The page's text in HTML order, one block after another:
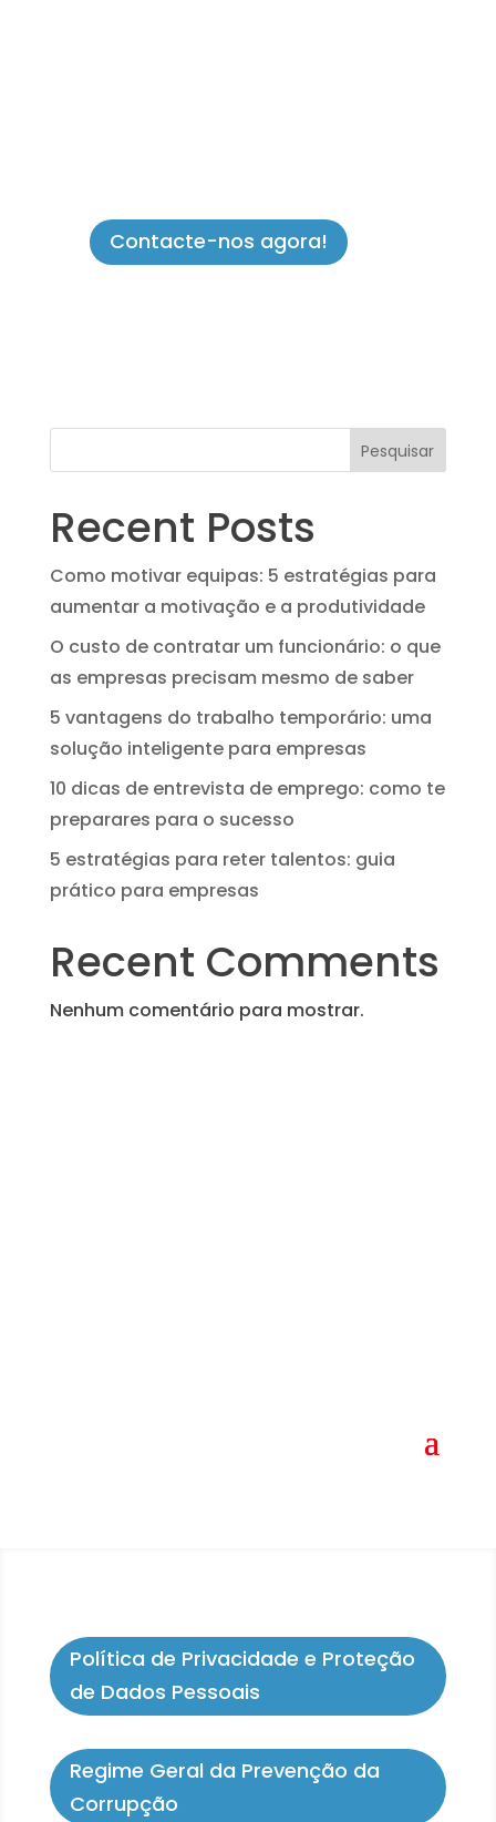
Contacte-nos agora!
Pesquisar
Recent Posts
Como motivar equipas: 5 estratégias para
aumentar a motivação e a produtividade
O custo de contratar um funcionário: o que
as empresas precisam mesmo de saber
5 vantagens do trabalho temporário: uma
solução inteligente para empresas
10 dicas de entrevista de emprego: como te
preparares para o sucesso
5 estratégias para reter talentos: guia
prático para empresas
Recent Comments
Nenhum comentário para mostrar.
Política de Privacidade e Proteção
de Dados Pessoais
Regime Geral da Prevenção da
Corrupção